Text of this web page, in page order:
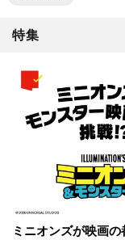
特集
ミニオンズが映画